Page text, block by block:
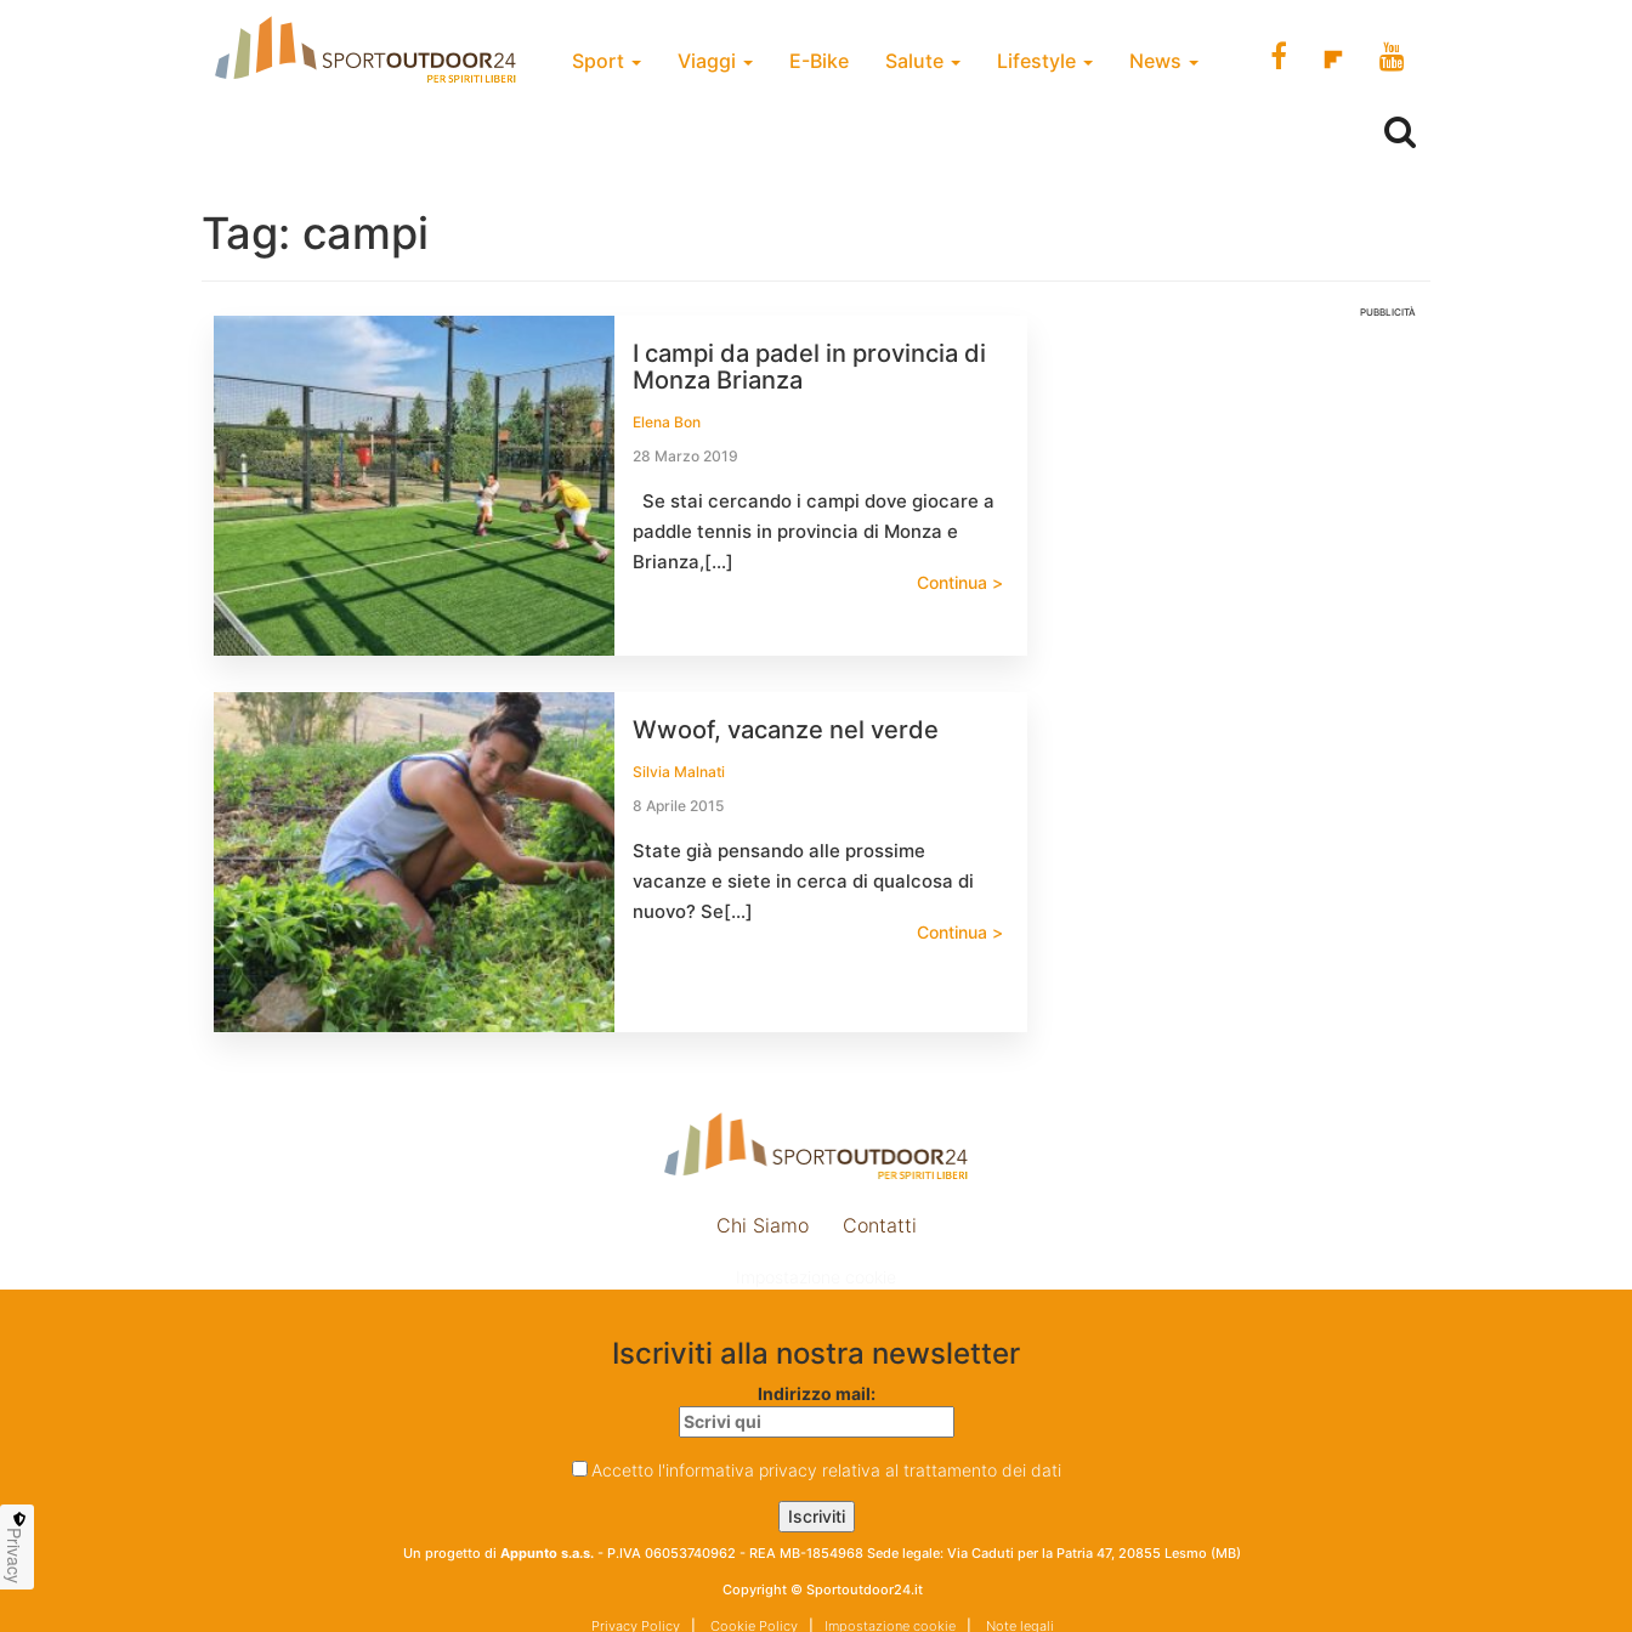
Sport Viaggi E-Bike Salute Lifestyle News
Tag: campi
I campi da padel in provincia di
Monza Brianza
Elena Bon
28 Marzo 2019
Se stai cercando i campi dove giocare a
paddle tennis in provincia di Monza e
Brianza,[…]
Continua >
Wwoof, vacanze nel verde
Silvia Malnati
8 Aprile 2015
State già pensando alle prossime
vacanze e siete in cerca di qualcosa di
nuovo? Se[…]
Continua >
PUBBLICITÀ
Chi Siamo Contatti
Iscriviti alla nostra newsletter
Indirizzo mail:
Accetto l'informativa privacy relativa al trattamento dei dati
Un progetto di Appunto s.a.s. - P.IVA 06053740962 - REA MB-1854968 Sede legale: Via Caduti per la Patria 47, 20855 Lesmo (MB)
Copyright © Sportoutdoor24.it
Privacy Policy| Cookie Policy| Impostazione cookie| Note legali
Privacy